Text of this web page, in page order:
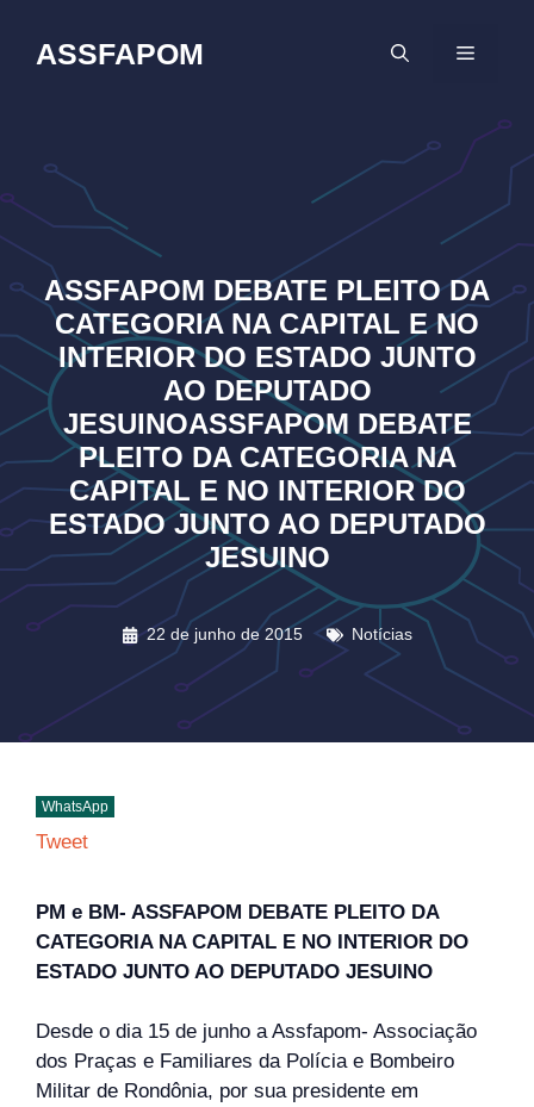
ASSFAPOM MENU
ASSFAPOM DEBATE PLEITO DA
CATEGORIA NA CAPITAL E NO
INTERIOR DO ESTADO JUNTO
AO DEPUTADO
JESUINOASSFAPOM DEBATE
PLEITO DA CATEGORIA NA
CAPITAL E NO INTERIOR DO
ESTADO JUNTO AO DEPUTADO
JESUINO
22 de junho de 2015 Notícias
WhatsApp
Tweet
PM e BM- ASSFAPOM DEBATE PLEITO DA
CATEGORIA NA CAPITAL E NO INTERIOR DO
ESTADO JUNTO AO DEPUTADO JESUINO
Desde o dia 15 de junho a Assfapom- Associação
dos Praças e Familiares da Polícia e Bombeiro
Militar de Rondônia, por sua presidente em